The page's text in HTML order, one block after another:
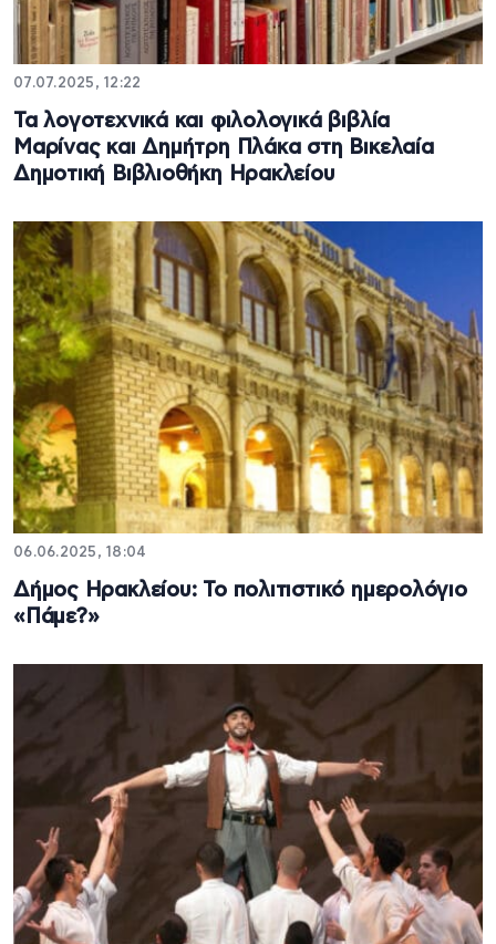
07.07.2025, 12:22
Τα λογοτεχνικά και φιλολογικά βιβλία
Μαρίνας και Δημήτρη Πλάκα στη Βικελαία
Δημοτική Βιβλιοθήκη Ηρακλείου
06.06.2025, 18:04
Δήμος Ηρακλείου: Το πολιτιστικό ημερολόγιο
«Πάμε?»